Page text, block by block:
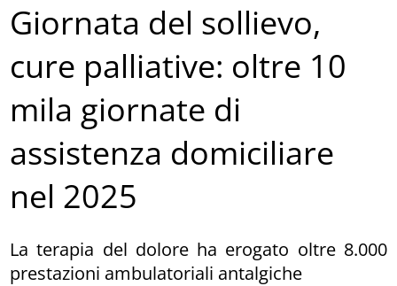
Giornata del sollievo,
cure palliative: oltre 10
mila giornate di
assistenza domiciliare
nel 2025
La terapia del dolore ha erogato oltre 8.000
prestazioni ambulatoriali antalgiche